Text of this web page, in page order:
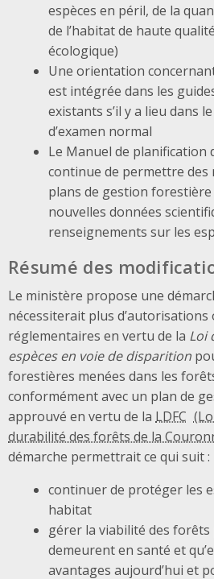
espèces en péril, de la
de l’habitat de haute
écologique)
Une orientation
est intégrée dans les
existants s’il y a lieu dans
d’examen normal
Le Manuel de
continue de permettre des
plans de gestion
nouvelles données
renseignements sur les
Résumé des
Le ministère propose une
nécessiterait plus d’autorisations
réglementaires en vertu de la Loi
espèces en voie de disparition
forestières menées dans les
conformément avec un plan de
approuvé en vertu de la LDFC
démarche permettrait ce qui suit :
continuer de protéger les
habitat
gérer la viabilité des forêts
demeurent en santé et
avantages aujourd’hui et